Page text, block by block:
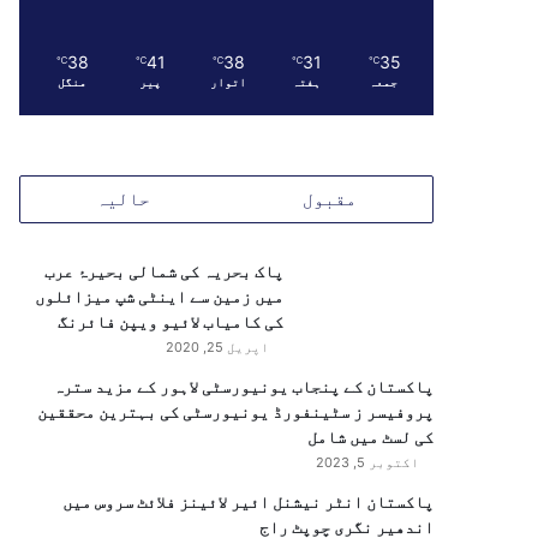
35
℃
جمعہ
31
℃
ہفتہ
38
℃
اتوار
41
℃
پیر
38
℃
منگل
مقبول حالیہ
پاک بحریہ کی شمالی بحیرۂ عرب
میں زمین سے اینٹی شپ میزائلوں
کی کامیاب لائیو ویپن فائرنگ
اپریل 25, 2020
پاکستان کے پنجاب یونیورسٹی لاہور کے مزید سترہ
پروفیسر ز سٹینفورڈ یونیورسٹی کی بہترین محققین
کی لسٹ میں شامل
اکتوبر 5, 2023
پاکستان انٹر نیشنل ائیر لائینز فلائٹ سروس میں
اندھیر نگری چوپٹ راج